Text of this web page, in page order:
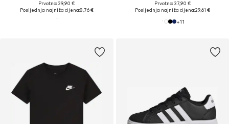
Prvotno: 29,90 €
Posljednja najniža cijena:8,76 €
Prvotno: 37,90 €
Posljednja najniža cijena:29,61 €
+11